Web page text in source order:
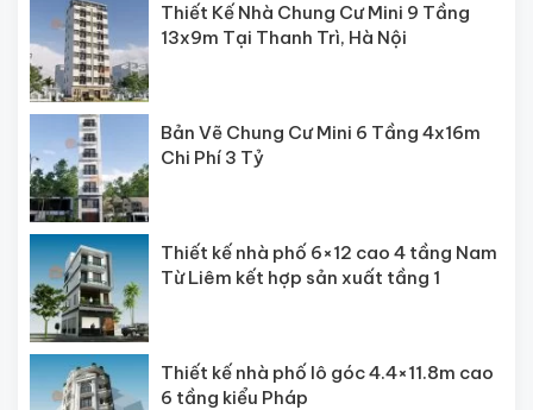
Thiết Kế Nhà Chung Cư Mini 9 Tầng
13x9m Tại Thanh Trì, Hà Nội
Bản Vẽ Chung Cư Mini 6 Tầng 4x16m
Chi Phí 3 Tỷ
Thiết kế nhà phố 6×12 cao 4 tầng Nam
Từ Liêm kết hợp sản xuất tầng 1
Thiết kế nhà phố lô góc 4.4×11.8m cao
6 tầng kiểu Pháp